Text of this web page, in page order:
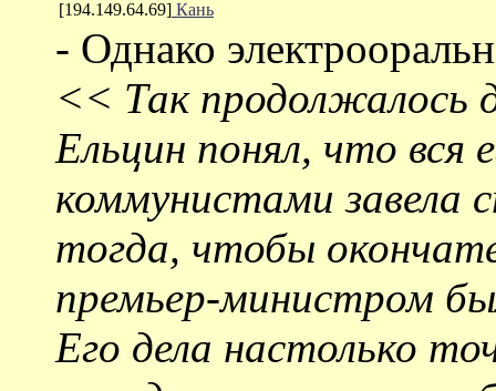
[194.149.64.69] Кань
- Однако
<< Так продолжалось
Ельцин понял, что вся
коммунистами завела
тогда, чтобы
премьер-министром
Его дела настолько